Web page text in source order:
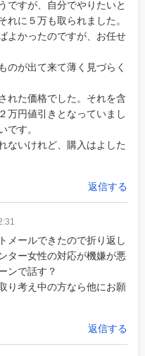
ですが、自分でやりたいと
れに５万も取られました。
よかったのですが、お任せ
のが出て来て薄く見づらく
れた価格でした。それを含
万円値引きとなっていまし
です。
ないけれど、購入はよした
返信する
メールできたので折り返し
ター女性の対応が機嫌が悪
ンで話す？
り考え中の方なら他にお願
返信する